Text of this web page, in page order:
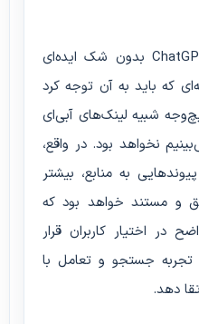
ادغام داده‌های لحظه‌ای در ChatGPT بدون شک ایده‌ای
که باید به آن توجه کرد
شبیه لینک‌های آبی‌ای
نخواهد بود. در واقع،
به منابع، بیشتر
و مستند خواهد بود که
در اختیار کاربران قرار
تجربه جستجو و تعامل با
دهد.